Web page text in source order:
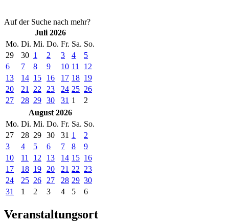
Auf der Suche nach mehr?
Juli 2026
Mo. Di. Mi. Do. Fr. Sa. So.
29
30 1 2 3 4
5
6
7 8 9 10 11
12
13
14 15 16 17 18 19
20
21 22 23 24 25 26
27
28 29 30 31 1
2
August 2026
Mo. Di. Mi. Do. Fr. Sa. So.
27
28 29 30 31 1
2
3
4 5 6 7 8
9
10
11 12 13 14 15 16
17
18 19 20 21 22 23
24
25 26 27 28 29 30
31
1 2 3 4 5 6
Veranstaltungsort